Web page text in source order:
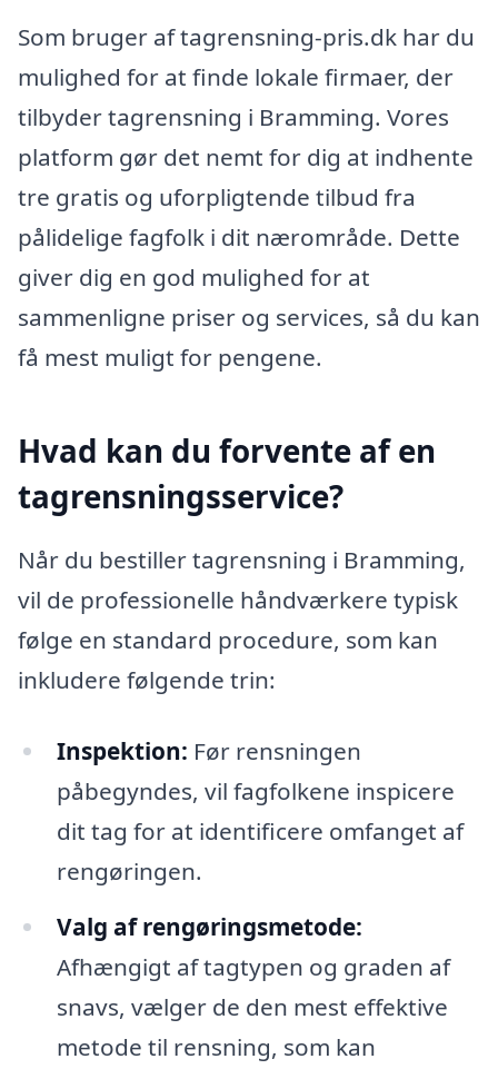
Som bruger af tagrensning-pris.dk har du
mulighed for at finde lokale firmaer, der
tilbyder tagrensning i Bramming. Vores
platform gør det nemt for dig at indhente
tre gratis og uforpligtende tilbud fra
pålidelige fagfolk i dit nærområde. Dette
giver dig en god mulighed for at
sammenligne priser og services, så du kan
få mest muligt for pengene.
Hvad kan du forvente af en
tagrensningsservice?
Når du bestiller tagrensning i Bramming,
vil de professionelle håndværkere typisk
følge en standard procedure, som kan
inkludere følgende trin:
Inspektion: Før rensningen
påbegyndes, vil fagfolkene inspicere
dit tag for at identificere omfanget af
rengøringen.
Valg af rengøringsmetode:
Afhængigt af tagtypen og graden af
snavs, vælger de den mest effektive
metode til rensning, som kan